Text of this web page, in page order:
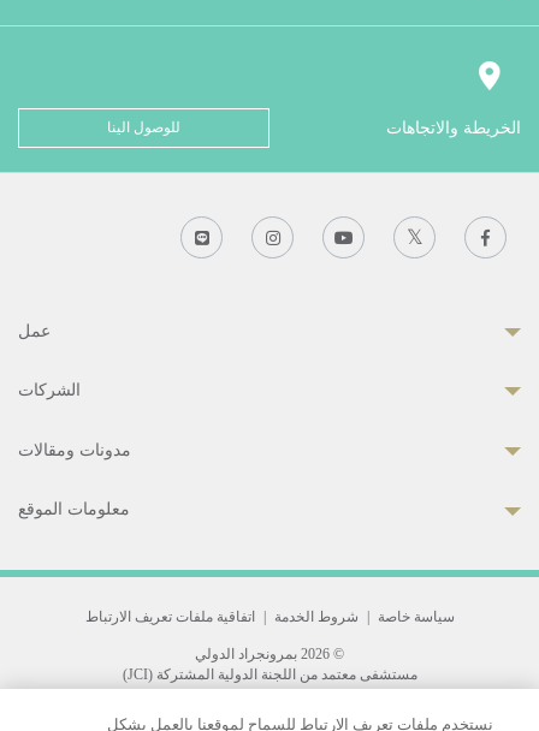
الخريطة والاتجاهات للوصول الينا
عمل
الشركات
مدونات ومقالات
معلومات الموقع
سياسة خاصة شروط الخدمة اتفاقية ملفات تعريف الارتباط
© 2026 بمرونجراد الدولي
مستشفى معتمد من اللجنة الدولية المشتركة (JCI)
33 Sukhumvit 3, Wattana, Bangkok 10110 Thailand.
نستخدم ملفات تعريف الارتباط للسماح لموقعنا بالعمل بشكل